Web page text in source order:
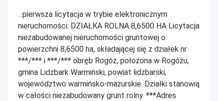
...pierwsza licytacja w trybie elektronicznym
nieruchomości: DZIAŁKA ROLNA 8,6500 HA Licytacja
niezabudowanej nieruchomości gruntowej o
powierzchni 8,6500 ha, składającej się z działek nr
***/*** i ***/*** obręb Rogóż, położona w Rogóżu,
gmina Lidzbark Warmiński, powiat lidzbarski,
województwo warmińsko-mazurskie. Działki stanowią
w całości niezabudowany grunt rolny. ***Adres